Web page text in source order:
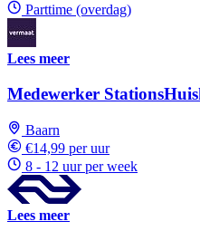
Parttime (overdag)
Lees meer
Medewerker
Baarn
€14,99 per uur
8 - 12 uur per week
Lees meer